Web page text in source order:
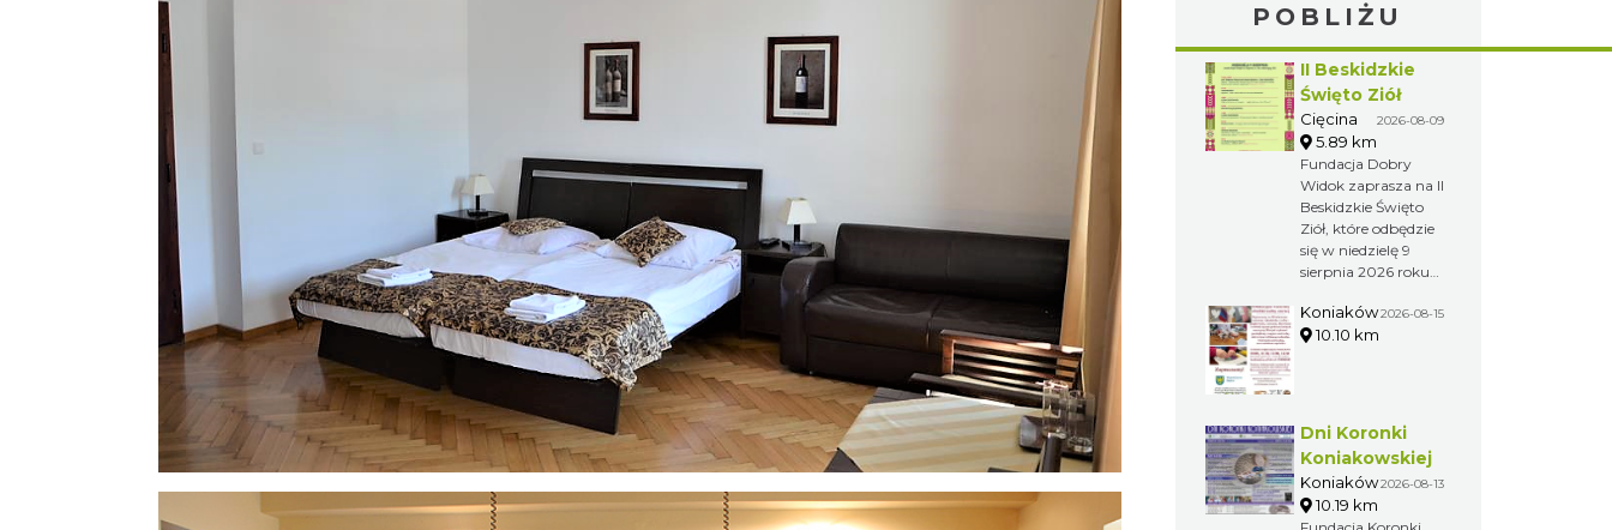
POBLIŻU
II Beskidzkie
Święto Ziół
Cięcina 2026-08-09
5.89 km
Fundacja Dobry
Widok zaprasza na II
Beskidzkie Święto
Ziół, które odbędzie
się w niedzielę 9
sierpnia 2026 roku
Sopki Stopki w
Cięcinie przy ul.
się wykłady,
warsztaty, spacer
przyrodniczy,
koncert muzyki
góralskiej oraz
Koniaków2026-08-15
10.10 km
Dni Koronki
Koniakowskiej
Koniaków2026-08-13
10.19 km